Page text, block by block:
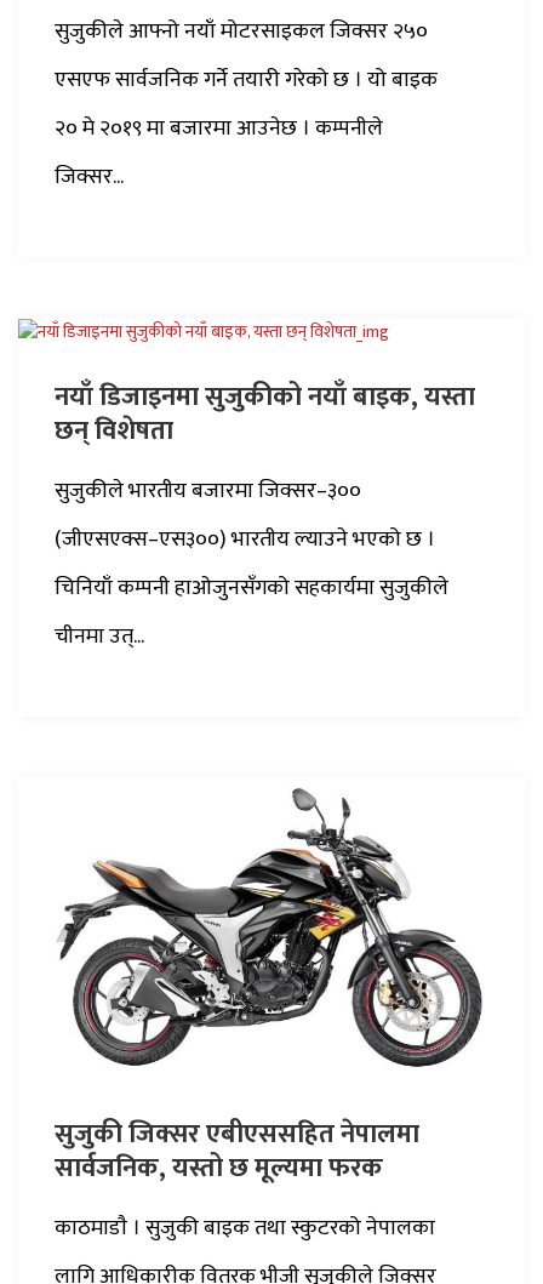
सुजुकीले आफ्नो नयाँ मोटरसाइकल जिक्सर २५०
एसएफ सार्वजनिक गर्ने तयारी गरेको छ । यो बाइक
२० मे २०१९ मा बजारमा आउनेछ । कम्पनीले
जिक्सर...
नयाँ डिजाइनमा सुजुकीको नयाँ बाइक, यस्ता
छन् विशेषता
सुजुकीले भारतीय बजारमा जिक्सर–३००
(जीएसएक्स–एस३००) भारतीय ल्याउने भएको छ ।
चिनियाँ कम्पनी हाओजुनसँगको सहकार्यमा सुजुकीले
चीनमा उत्...
सुजुकी जिक्सर एबीएससहित नेपालमा
सार्वजनिक, यस्तो छ मूल्यमा फरक
काठमाडाै‌ । सुजुकी बाइक तथा स्कुटरको नेपालका